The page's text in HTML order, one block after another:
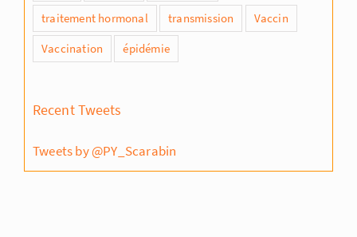
traitement hormonal
transmission
Vaccin
Vaccination
épidémie
Recent Tweets
Tweets by @PY_Scarabin